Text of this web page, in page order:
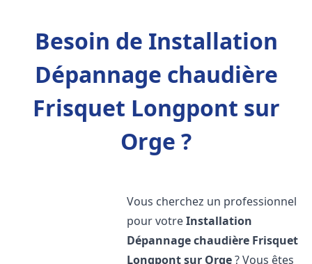
Besoin de Installation
Dépannage chaudière
Frisquet Longpont sur
Orge ?
Vous cherchez un professionnel
pour votreInstallation
Dépannage chaudière Frisquet
Longpont sur Orge? Vous êtes